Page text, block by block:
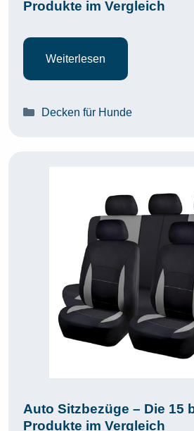
Produkte im Vergleich
Weiterlesen
Kategorien
Decken für Hunde
Auto Sitzbezüge – Die 15
Produkte im Vergleich